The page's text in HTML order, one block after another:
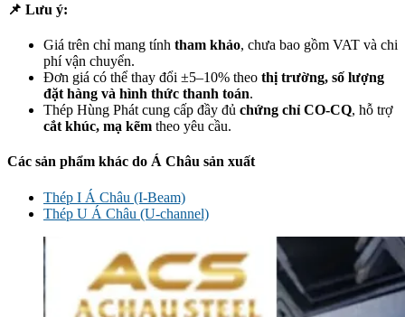
📌 Lưu ý:
Giá trên chỉ mang tính tham khảo, chưa bao gồm VAT và chi
phí vận chuyển.
Đơn giá có thể thay đổi ±5–10% theo thị trường, số lượng
đặt hàng và hình thức thanh toán.
Thép Hùng Phát cung cấp đầy đủ chứng chỉ CO-CQ, hỗ trợ
cắt khúc, mạ kẽm theo yêu cầu.
Các sản phẩm khác do Á Châu sản xuất
Thép I Á Châu (I-Beam)
Thép U Á Châu (U-channel)